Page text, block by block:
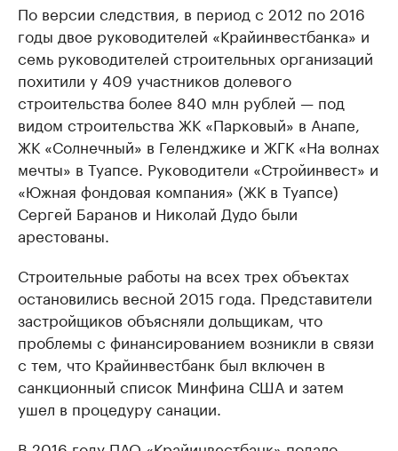
По версии следствия, в период с 2012 по 2016
годы двое руководителей «Крайинвестбанка» и
семь руководителей строительных организаций
похитили у 409 участников долевого
строительства более 840 млн рублей — под
видом строительства ЖК «Парковый» в Анапе,
ЖК «Солнечный» в Геленджике и ЖГК «На волнах
мечты» в Туапсе. Руководители «Стройинвест» и
«Южная фондовая компания» (ЖК в Туапсе)
Сергей Баранов и Николай Дудо были
арестованы.
Строительные работы на всех трех объектах
остановились весной 2015 года. Представители
застройщиков объясняли дольщикам, что
проблемы с финансированием возникли в связи
с тем, что Крайинвестбанк был включен в
санкционный список Минфина США и затем
ушел в процедуру санации.